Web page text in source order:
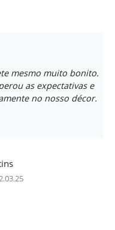
mesmo muito bonito.
as expectativas e
no nosso décor.